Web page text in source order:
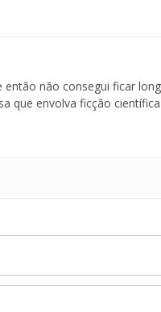
não consegui ficar
que envolva ficção